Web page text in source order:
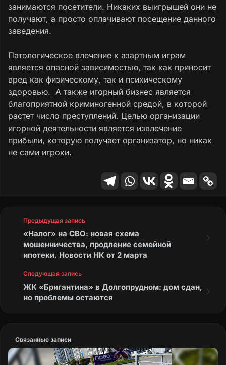
занимаются посетители. Никаких выигрышей они не
получают, а просто оплачивают посещение данного
заведения.
Патологическое влечение к азартным играм
является опасной зависимостью, так как приносит
вред как физическому, так и психическому
здоровью. А также игорный бизнес является
благоприятной криминогенной средой, в которой
растет число преступлений. Целью организации
игорной деятельности является извлечение
прибыли, которую получает организатор, но никак
не сами игроки.
Предыдущая запись
«Налог» на СВО: новая схема
мошенничества, продление семейной
ипотеки. Новости НК от 2 марта
Следующая запись
ЖК «Бригантина» в Долгопрудном: дом сдан,
но проблемы остаются
Связанные записи